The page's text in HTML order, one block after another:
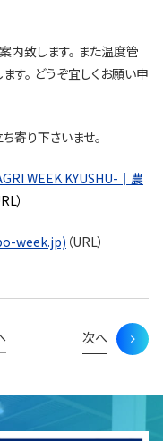
内致します。 また温度管
す。 どうぞ宜しくお願い申
寄り下さいませ。
WEEK KYUSHU-│農
）
week.jp) （URL）
次へ